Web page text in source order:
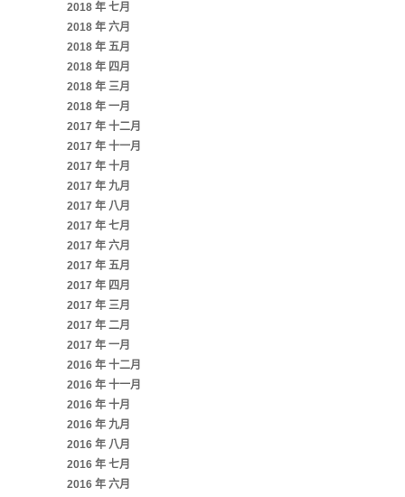
2018 年 七月
2018 年 六月
2018 年 五月
2018 年 四月
2018 年 三月
2018 年 一月
2017 年 十二月
2017 年 十一月
2017 年 十月
2017 年 九月
2017 年 八月
2017 年 七月
2017 年 六月
2017 年 五月
2017 年 四月
2017 年 三月
2017 年 二月
2017 年 一月
2016 年 十二月
2016 年 十一月
2016 年 十月
2016 年 九月
2016 年 八月
2016 年 七月
2016 年 六月